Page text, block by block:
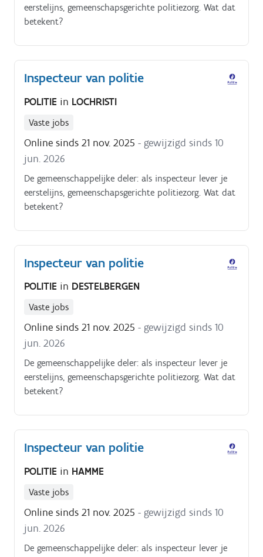
eerstelijns, gemeenschapsgerichte politiezorg. Wat dat
betekent?
Inspecteur van politie
POLITIE in LOCHRISTI
Vaste jobs
Online sinds 21 nov. 2025 - gewijzigd sinds 10
jun. 2026
De gemeenschappelijke deler: als inspecteur lever je
eerstelijns, gemeenschapsgerichte politiezorg. Wat dat
betekent?
Inspecteur van politie
POLITIE in DESTELBERGEN
Vaste jobs
Online sinds 21 nov. 2025 - gewijzigd sinds 10
jun. 2026
De gemeenschappelijke deler: als inspecteur lever je
eerstelijns, gemeenschapsgerichte politiezorg. Wat dat
betekent?
Inspecteur van politie
POLITIE in HAMME
Vaste jobs
Online sinds 21 nov. 2025 - gewijzigd sinds 10
jun. 2026
De gemeenschappelijke deler: als inspecteur lever je